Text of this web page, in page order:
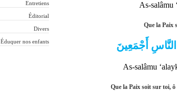
Entretiens
Éditorial
Divers
Éduquer nos enfants
As-salâmu
Que la Paix
أَجْمَعِينَ
As-salâmu
Que la Paix soit sur toi,